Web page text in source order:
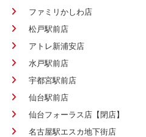
ファミリかしわ店
松戸駅前店
アトレ新浦安店
水戸駅前店
宇都宮駅前店
仙台駅前店
仙台フォーラス店【閉店】
名古屋駅エスカ地下街店